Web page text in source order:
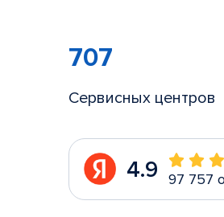
707
Сервисных центров
4.9 97 757